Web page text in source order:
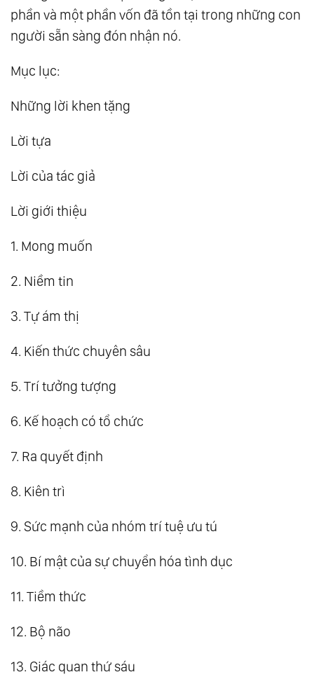
phần và một phần vốn đã tồn tại trong những con
người sẵn sàng đón nhận nó.
Mục lục:
Những lời khen tặng
Lời tựa
Lời của tác giả
Lời giới thiệu
1. Mong muốn
2. Niềm tin
3. Tự ám thị
4. Kiến thức chuyên sâu
5. Trí tưởng tượng
6. Kế hoạch có tổ chức
7. Ra quyết định
8. Kiên trì
9. Sức mạnh của nhóm trí tuệ ưu tú
10. Bí mật của sự chuyển hóa tình dục
11. Tiềm thức
12. Bộ não
13. Giác quan thứ sáu